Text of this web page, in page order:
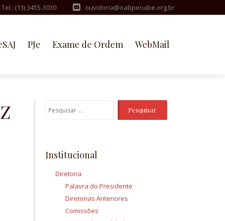
Tel.: (13) 3455-3030 ouvidoria@oabperuibe.org.br
PJe Exame de Ordem WebMail
Institucional
Diretoria
Palavra do Presidente
Diretorias Anteriores
Comissões